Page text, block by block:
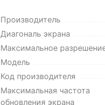
Производитель
Диагональ экрана
Максимальное
Модель
Код производителя
Максимальная частота
обновления экрана